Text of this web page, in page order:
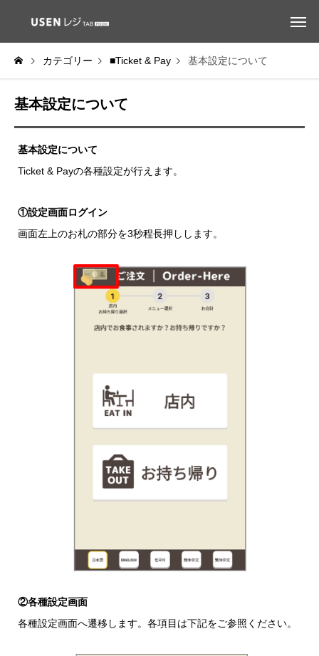
カテゴリー ■Ticket & Pay 基本設定について
基本設定について
基本設定について
Ticket & Payの各種設定が行えます。
①設定画面ログイン
画面左上のお札の部分を3秒程長押しします。
②各種設定画面
各種設定画面へ遷移します。各項目は下記をご参照ください。